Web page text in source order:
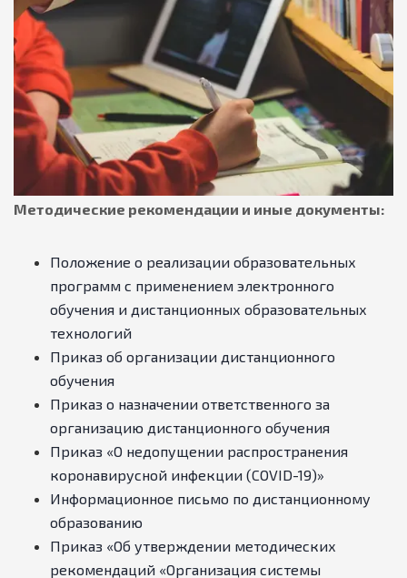
Методические рекомендации и иные документы:
Положение о реализации образовательных
программ с применением электронного
обучения и дистанционных образовательных
технологий
Приказ об организации дистанционного
обучения
Приказ о назначении ответственного за
организацию дистанционного обучения
Приказ «О недопущении распространения
коронавирусной инфекции (COVID-19)»
Информационное письмо по дистанционному
образованию
Приказ «Об утверждении методических
рекомендаций «Организация системы